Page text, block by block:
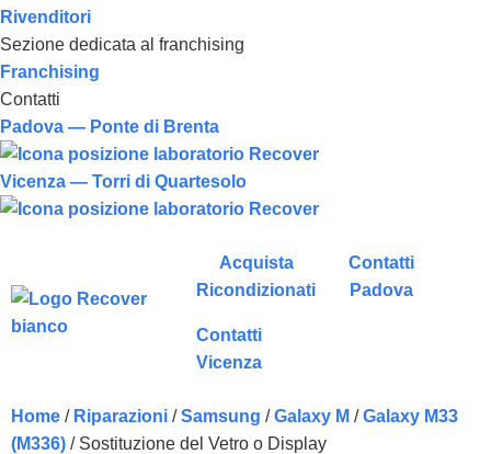
Rivenditori
Sezione dedicata al franchising
Franchising
Contatti
Padova — Ponte di Brenta
Vicenza — Torri di Quartesolo
Acquista
Ricondizionati
Contatti
Padova
Contatti
Vicenza
Home / Riparazioni /Samsung /Galaxy M /Galaxy M33
(M336) / Sostituzione del Vetro o Display